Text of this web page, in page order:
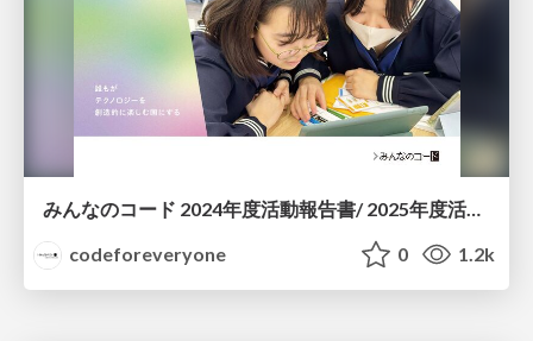
みんなのコード 2024年度活動報告書/ 2025年度活動計画書
codeforeveryone
0 1.2k